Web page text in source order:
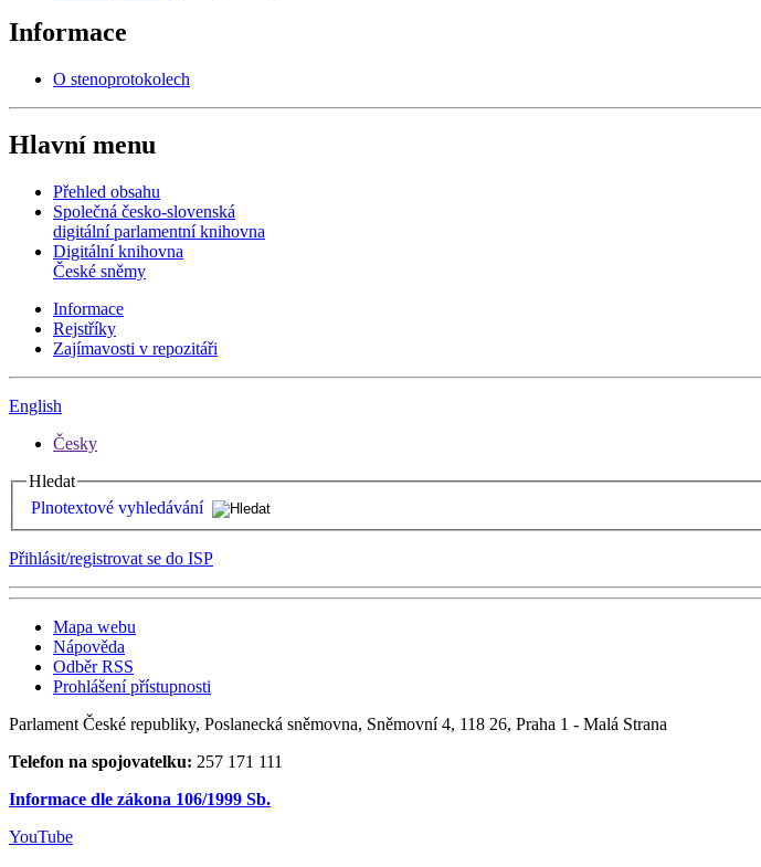
Informace
O stenoprotokolech
Hlavní menu
Přehled obsahu
Společná česko-slovenská
digitální parlamentní knihovna
Digitální knihovna
České sněmy
Informace
Rejstříky
Zajímavosti v repozitáři
English
Česky
Hledat
Plnotextové vyhledávání
Přihlásit/registrovat se do ISP
Mapa webu
Nápověda
Odběr RSS
Prohlášení přístupnosti
Parlament České republiky, Poslanecká sněmovna, Sněmovní 4, 118 26, Praha 1 - Malá Strana
Telefon na spojovatelku: 257 171 111
Informace dle zákona 106/1999 Sb.
YouTube